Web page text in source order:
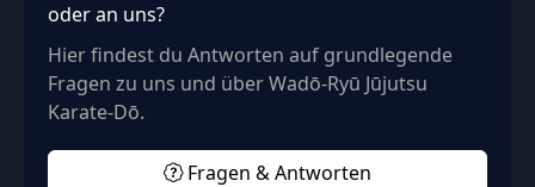
oder an uns?
Hier findest du Antworten auf grundlegende
Fragen zu uns und über Wadō‑Ryū Jūjutsu
Karate‑Dō.
Fragen & Antworten